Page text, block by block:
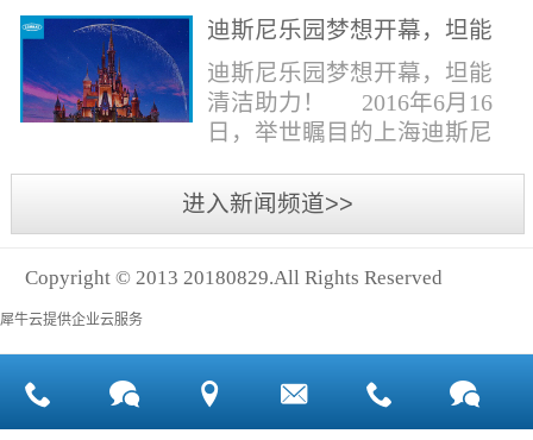
新机、石材晶面处理机、吸
水吸尘器、吹风机、花岗
石...
动中，希望以此提高公众对
理想中，大海...
球国际组织和世界人民检阅
的一次大考。多国元首齐聚
杭州，在欣赏美丽西湖景色
的同事，第一印象就是杭州
览城是本次峰会举办的核心
区域，主要囊括了奥体中
心、国际博览中心、超高层
双塔酒店和地铁上盖物业，
迪斯尼乐园梦想开幕，坦能
清洁助力！
迪斯尼乐园梦想开幕，坦能
清洁助力！ 2016年6月16
日，举世瞩目的上海迪斯尼
奇想花园、探险岛、宝藏
湾、明日世界和梦幻世界，
开神秘面纱。根据迪斯尼官
球接待人数最多的迪斯尼乐
园！ 位于浦东新区川...
进入新闻频道>>
Copyright © 2013 20180829.All Rights Reserved
犀牛云提供企业云服务